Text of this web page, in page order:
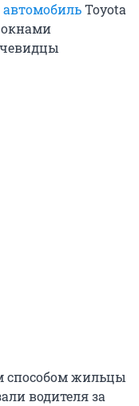
Toyota
способом жильцы
водителя за